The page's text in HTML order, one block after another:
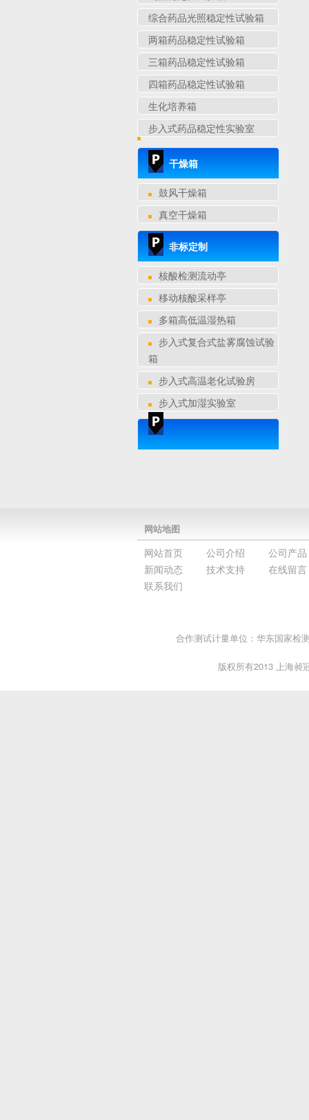
综合药品光照稳定性试验箱
两箱药品稳定性试验箱
三箱药品稳定性试验箱
四箱药品稳定性试验箱
生化培养箱
步入式药品稳定性实验室
干燥箱
鼓风干燥箱
真空干燥箱
非标定制
核酸检测流动亭
移动核酸采样亭
多箱高低温湿热箱
步入式复合式盐雾腐蚀试验
箱
步入式高温老化试验房
步入式加湿实验室
网站地图
网站首页 公司介绍
公司产品
新闻动态
技术支持
在线留言
联系我们
合作测试计量单位：华东国家检
版权所有2013 上海昶